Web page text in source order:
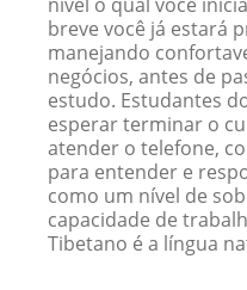
breve você já estará
manejando
negócios, antes de
estudo. Estudantes
esperar terminar o
atender o telefone,
para entender e
como um nível de
capacidade de
Tibetano é a língua